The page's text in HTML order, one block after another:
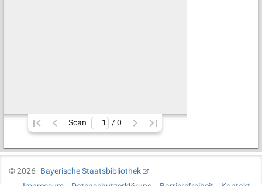
Scan / 0
©2026
Bayerische Staatsbibliothek